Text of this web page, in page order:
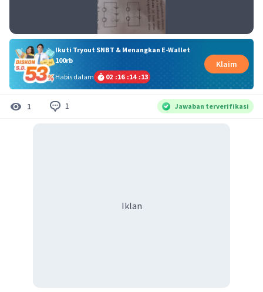
Ikuti Tryout SNBT & Menangkan E-Wallet
100rb
Habis dalam
02 :16 :14 :13
Klaim
1 1 Jawaban terverifikasi
Iklan